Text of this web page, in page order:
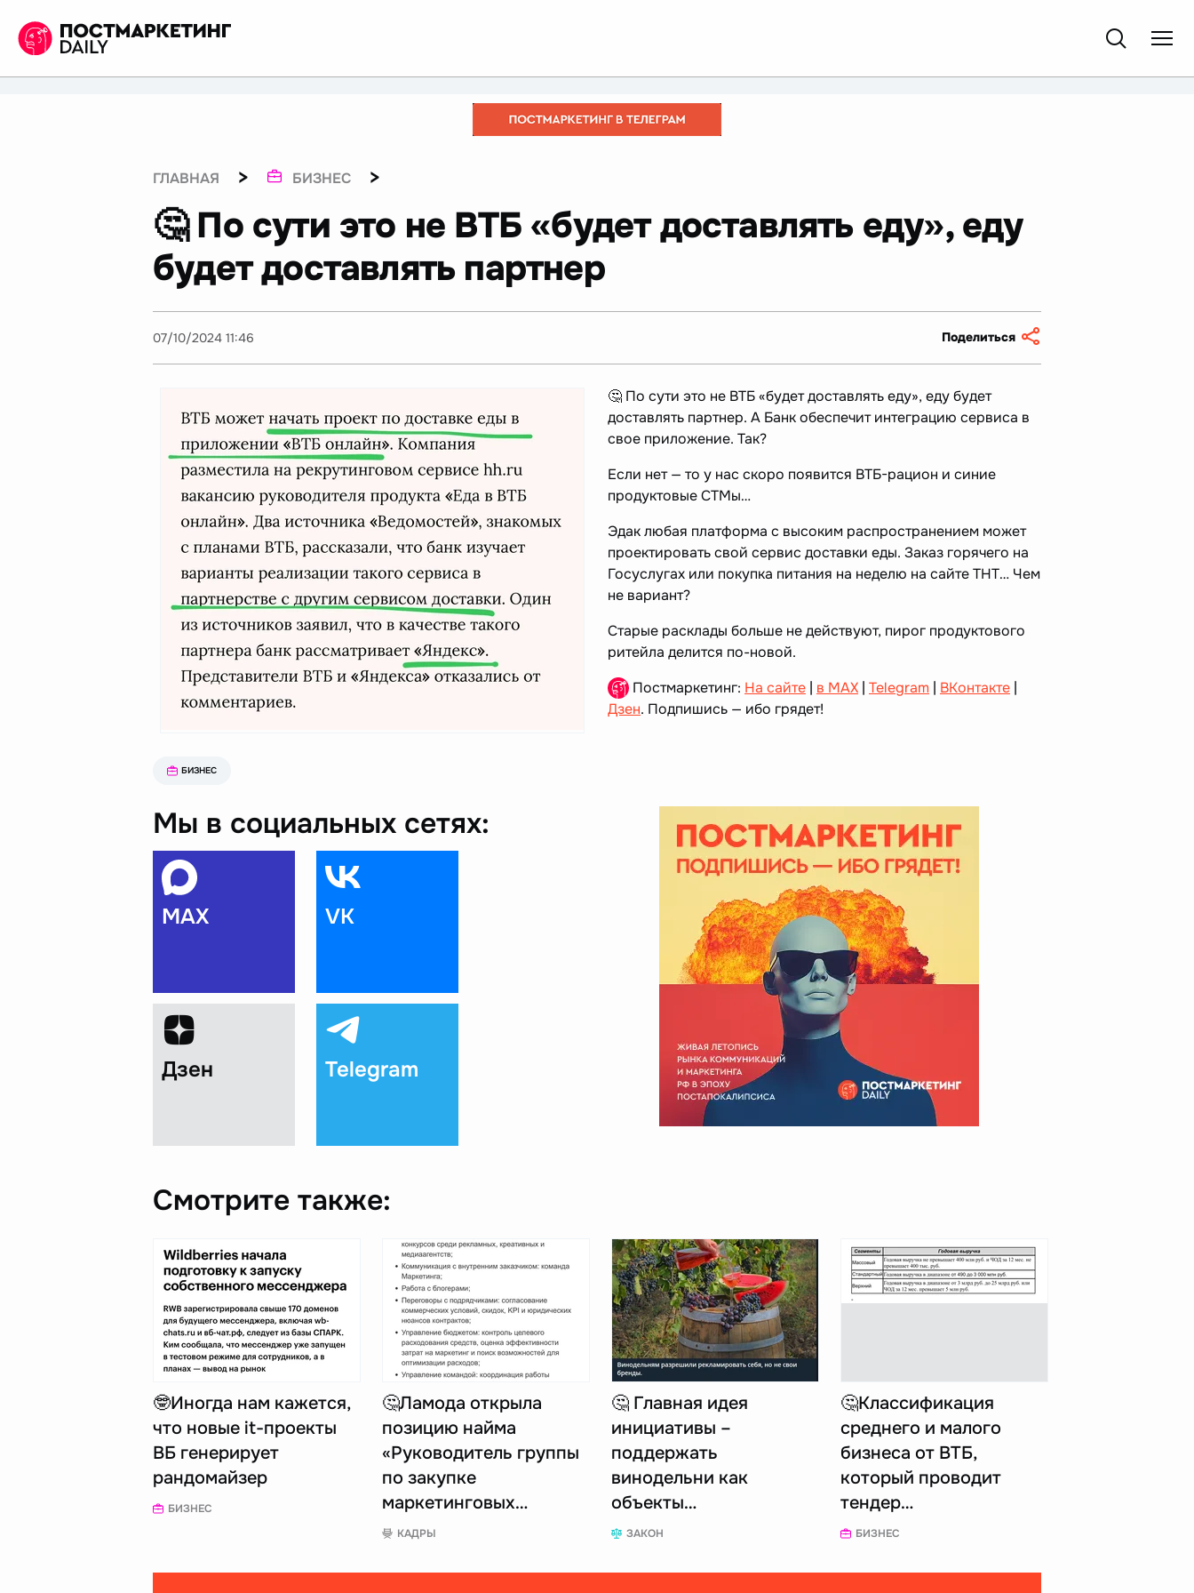
ГЛАВНАЯ > БИЗНЕС >
🤔 По сути это не ВТБ «будет доставлять еду», еду
будет доставлять партнер
07/10/2024 11:46 Поделиться
🤔 По сути это не ВТБ «будет доставлять еду», еду будет
доставлять партнер. А Банк обеспечит интеграцию сервиса в
свое приложение. Так?
Если нет — то у нас скоро появится ВТБ-рацион и синие
продуктовые СТМы…
Эдак любая платформа с высоким распространением может
проектировать свой сервис доставки еды. Заказ горячего на
Госуслугах или покупка питания на неделю на сайте ТНТ… Чем
не вариант?
Старые расклады больше не действуют, пирог продуктового
ритейла делится по-новой.
Постмаркетинг: На сайте | в MAX | Telegram | ВКонтакте |
Дзен. Подпишись — ибо грядет!
БИЗНЕС
Мы в социальных сетях:
MAX VK
Дзен Telegram
Смотрите также:
🤓Иногда нам кажется,
что новые it-проекты
ВБ генерирует
рандомайзер
БИЗНЕС
🤔Ламода открыла
позицию найма
«Руководитель группы
по закупке
маркетинговых…
КАДРЫ
🤔 Главная идея
инициативы –
поддержать
винодельни как
объекты…
ЗАКОН
🤔Классификация
среднего и малого
бизнеса от ВТБ,
который проводит
тендер…
БИЗНЕС